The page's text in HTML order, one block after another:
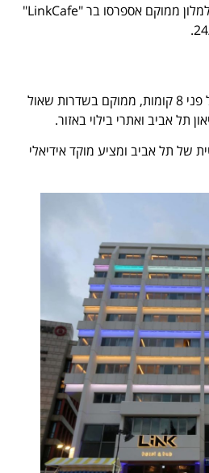
לחובבי הקפה הטוב בכניסה למלון ממוקם אספרסו בר "LinkCafe"
מלון לינק מציע 94 חדרים על פני 8 קומות, ממוקם בשדרות שאול
תל אביב ואתרי בילוי באזור.
של תל אביב ומציע מוקד אידיאלי